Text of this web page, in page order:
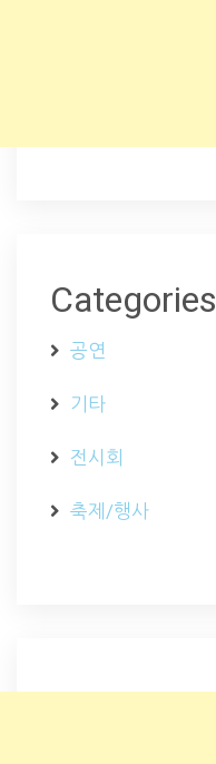
Categories
공연
기타
전시회
축제/행사